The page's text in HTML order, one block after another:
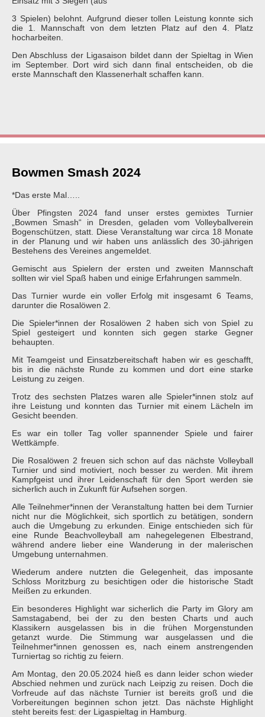
3 Spielen) belohnt. Aufgrund dieser tollen Leistung konnte sich
die 1. Mannschaft von dem letzten Platz auf den 4. Platz
hocharbeiten.
Den Abschluss der Ligasaison bildet dann der Spieltag in Wien
im September. Dort wird sich dann final entscheiden, ob die
erste Mannschaft den Klassenerhalt schaffen kann.
Bowmen Smash 2024
*Das erste Mal…..
Über Pfingsten 2024 fand unser erstes gemixtes Turnier
„Bowmen Smash“ in Dresden, geladen vom Volleyballverein
Bogenschützen, statt. Diese Veranstaltung war circa 18 Monate
in der Planung und wir haben uns anlässlich des 30-jährigen
Bestehens des Vereines angemeldet.
Gemischt aus Spielern der ersten und zweiten Mannschaft
sollten wir viel Spaß haben und einige Erfahrungen sammeln.
Das Turnier wurde ein voller Erfolg mit insgesamt 6 Teams,
darunter die Rosalöwen 2.
Die Spieler*innen der Rosalöwen 2 haben sich von Spiel zu
Spiel gesteigert und konnten sich gegen starke Gegner
behaupten.
Mit Teamgeist und Einsatzbereitschaft haben wir es geschafft,
bis in die nächste Runde zu kommen und dort eine starke
Leistung zu zeigen.
Trotz des sechsten Platzes waren alle Spieler*innen stolz auf
ihre Leistung und konnten das Turnier mit einem Lächeln im
Gesicht beenden.
Es war ein toller Tag voller spannender Spiele und fairer
Wettkämpfe.
Die Rosalöwen 2 freuen sich schon auf das nächste Volleyball
Turnier und sind motiviert, noch besser zu werden. Mit ihrem
Kampfgeist und ihrer Leidenschaft für den Sport werden sie
sicherlich auch in Zukunft für Aufsehen sorgen.
Alle Teilnehmer*innen der Veranstaltung hatten bei dem Turnier
nicht nur die Möglichkeit, sich sportlich zu betätigen, sondern
auch die Umgebung zu erkunden. Einige entschieden sich für
eine Runde Beachvolleyball am nahegelegenen Elbestrand,
während andere lieber eine Wanderung in der malerischen
Umgebung unternahmen.
Wiederum andere nutzten die Gelegenheit, das imposante
Schloss Moritzburg zu besichtigen oder die historische Stadt
Meißen zu erkunden.
Ein besonderes Highlight war sicherlich die Party im Glory am
Samstagabend, bei der zu den besten Charts und auch
Klassikern ausgelassen bis in die frühen Morgenstunden
getanzt wurde. Die Stimmung war ausgelassen und die
Teilnehmer*innen genossen es, nach einem anstrengenden
Turniertag so richtig zu feiern.
Am Montag, den 20.05.2024 hieß es dann leider schon wieder
Abschied nehmen und zurück nach Leipzig zu reisen. Doch die
Vorfreude auf das nächste Turnier ist bereits groß und die
Vorbereitungen beginnen schon jetzt. Das nächste Highlight
steht bereits fest: der Ligaspieltag in Hamburg.